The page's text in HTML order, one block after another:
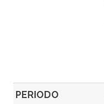
PERIODO